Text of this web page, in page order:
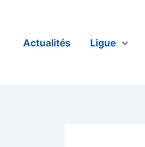
Actualités Ligue